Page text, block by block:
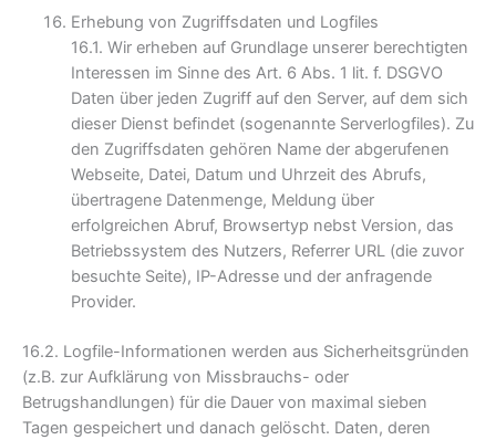
Erhebung von Zugriffsdaten und Logfiles
16.1. Wir erheben auf Grundlage unserer berechtigten
Interessen im Sinne des Art. 6 Abs. 1 lit. f. DSGVO
Daten über jeden Zugriff auf den Server, auf dem sich
dieser Dienst befindet (sogenannte Serverlogfiles). Zu
den Zugriffsdaten gehören Name der abgerufenen
Webseite, Datei, Datum und Uhrzeit des Abrufs,
übertragene Datenmenge, Meldung über
erfolgreichen Abruf, Browsertyp nebst Version, das
Betriebssystem des Nutzers, Referrer URL (die zuvor
besuchte Seite), IP-Adresse und der anfragende
Provider.
16.2. Logfile-Informationen werden aus Sicherheitsgründen
(z.B. zur Aufklärung von Missbrauchs- oder
Betrugshandlungen) für die Dauer von maximal sieben
Tagen gespeichert und danach gelöscht. Daten, deren